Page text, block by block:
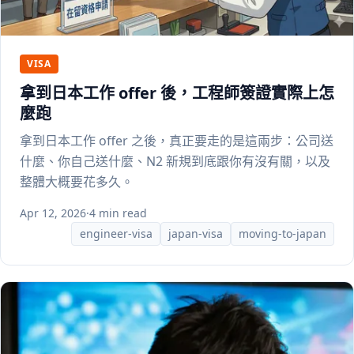
VISA
拿到日本工作 offer 後，工程師簽證實際上怎
麼跑
拿到日本工作 offer 之後，真正要走的是這兩步：公司送
什麼、你自己送什麼、N2 新規到底跟你有沒有關，以及
整體大概要花多久。
Apr 12, 2026·4 min read
engineer-visa
japan-visa moving-to-japan